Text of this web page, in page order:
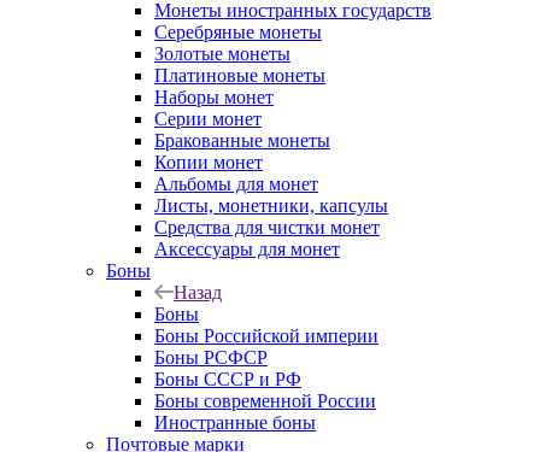
Монеты иностранных государств
Серебряные монеты
Золотые монеты
Платиновые монеты
Наборы монет
Серии монет
Бракованные монеты
Копии монет
Альбомы для монет
Листы, монетники, капсулы
Средства для чистки монет
Аксессуары для монет
Боны
Назад
Боны
Боны Российской империи
Боны РСФСР
Боны СССР и РФ
Боны современной России
Иностранные боны
Почтовые марки